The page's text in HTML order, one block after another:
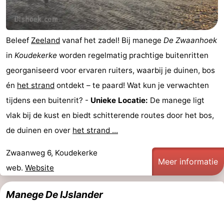
minutes
Strand
Zien
doen
-
Galeries
-
Vuurtorens
-
Beleef Zeeland vanaf het zadel! Bij manege De Zwaanhoek
in Koudekerke worden regelmatig prachtige buitenritten
georganiseerd voor ervaren ruiters, waarbij je duinen, bos
én het strand ontdekt – te paard! Wat kun je verwachten
tijdens een buitenrit? - Unieke Locatie: De manege ligt
vlak bij de kust en biedt schitterende routes door het bos,
de duinen en over het strand ...
Zwaanweg 6, Koudekerke
web. Website
Meer informatie
Manege De IJslander